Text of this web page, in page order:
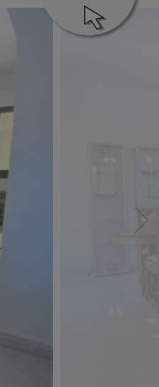
Manager
Sie eine
Nachfolgend erhalten Sie
Optionen und
Tracking- und Analytische-